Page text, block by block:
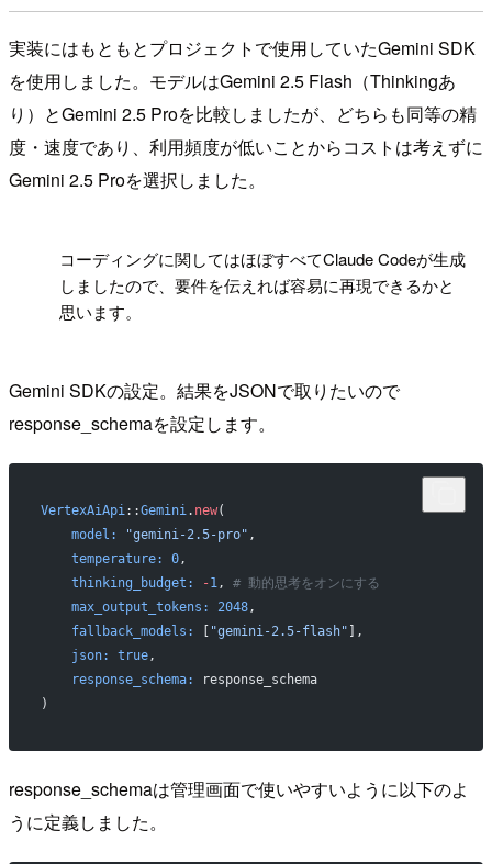
実装にはもともとプロジェクトで使用していたGemini SDK
を使用しました。モデルはGemini 2.5 Flash（Thinkingあ
り）とGemini 2.5 Proを比較しましたが、どちらも同等の精
度・速度であり、利用頻度が低いことからコストは考えずに
Gemini 2.5 Proを選択しました。
コーディングに関してはほぼすべてClaude Codeが生成
しましたので、要件を伝えれば容易に再現できるかと
思います。
Gemini SDKの設定。結果をJSONで取りたいので
response_schemaを設定します。
VertexAiApi ::Gemini . new(
    model:
"gemini-2.5-pro" ,
    temperature:
0,
    thinking_budget:
-1 , # 動的思考をオンにする
    max_output_tokens:
2048,
    fallback_models:
[ "gemini-2.5-flash" ],
    json:
true,
    response_schema:
response_schema
)
response_schemaは管理画面で使いやすいように以下のよ
うに定義しました。